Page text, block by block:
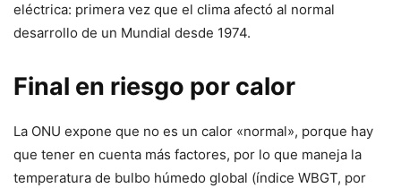
eléctrica: primera vez que el clima afectó al normal
desarrollo de un Mundial desde 1974.
Final en riesgo por calor
La ONU expone que no es un calor «normal», porque hay
que tener en cuenta más factores, por lo que maneja la
temperatura de bulbo húmedo global (índice WBGT, por